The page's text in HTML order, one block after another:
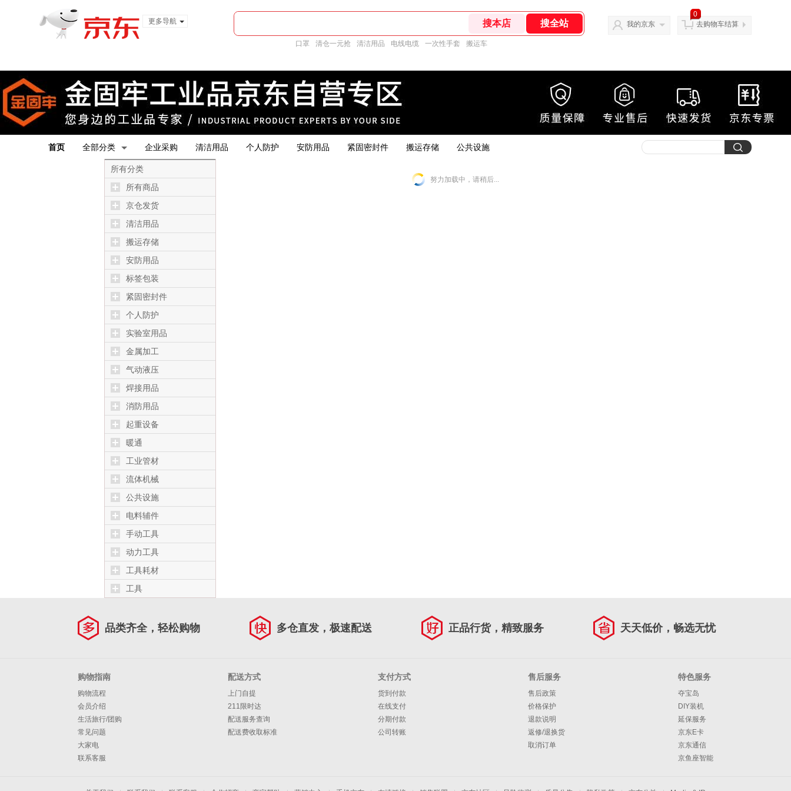
更多导航
口罩 清仓一元抢 清洁用品 电线电缆 一次性手套 搬运车
我的京东
0
去购物车结算
首页 全部分类 企业采购 清洁用品 个人防护 安防用品 紧固密封件 搬运存储 公共设施
所有分类
所有商品
京仓发货
清洁用品
搬运存储
安防用品
标签包装
紧固密封件
个人防护
实验室用品
金属加工
气动液压
焊接用品
消防用品
起重设备
暖通
工业管材
流体机械
公共设施
电料辅件
手动工具
动力工具
工具耗材
工具
努力加载中，请稍后...
品类齐全，轻松购物 多仓直发，极速配送 正品行货，精致服务 天天低价，畅选无忧
购物指南
购物流程
会员介绍
生活旅行/团购
常见问题
大家电
联系客服
配送方式
上门自提
211限时达
配送服务查询
配送费收取标准
支付方式
货到付款
在线支付
分期付款
公司转账
售后服务
售后政策
价格保护
退款说明
返修/退换货
取消订单
特色服务
夺宝岛
DIY装机
延保服务
京东E卡
京东通信
京鱼座智能